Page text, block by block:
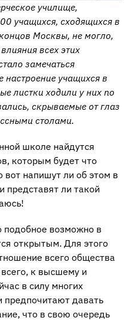
училище,
учащихся, сходящихся в
Москвы, не могло,
всех этих
замечаться
настроение учащихся в
листки ходили у них по
скрываемые от глаз
столами.
школе найдутся
которым будет что
вот напишут ли об этом в
представят ли такой
подобное возможно в
открытым. Для этого
всего общества
к высшему и
в силу многих
предпочитают давать
что в свою очередь